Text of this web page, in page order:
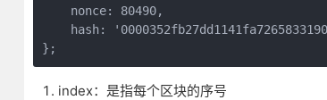
    nonce: 80490,
hash:
};
index：是指每个区块的序号